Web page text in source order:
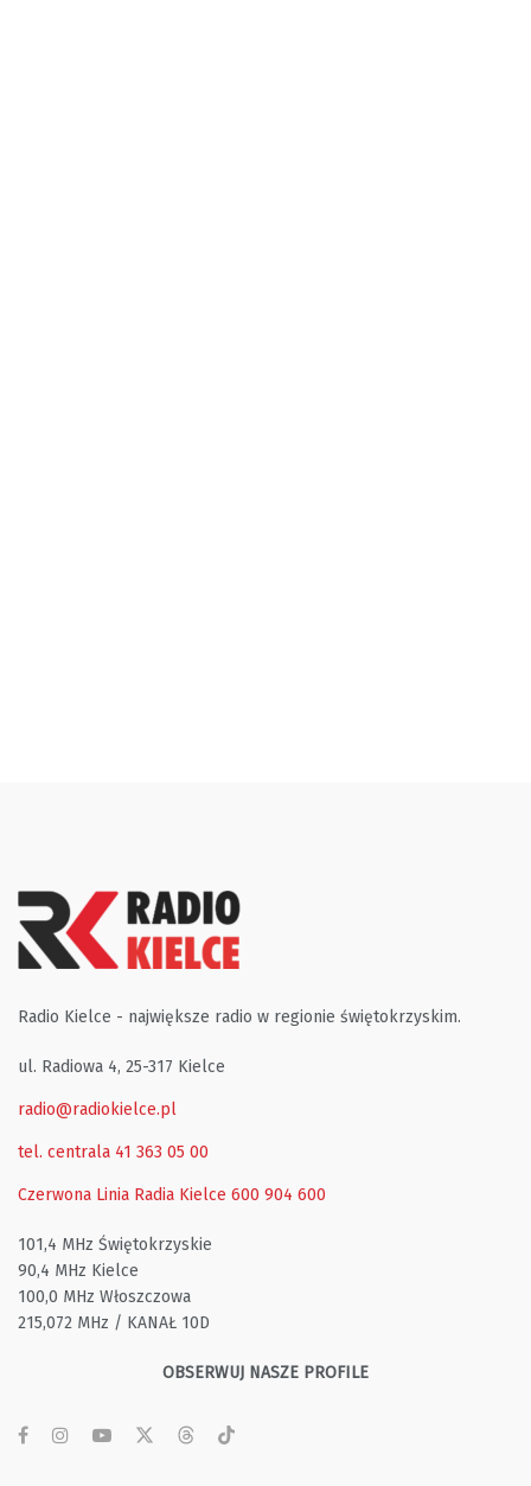
Radio Kielce - największe radio w regionie świętokrzyskim.
ul. Radiowa 4, 25-317 Kielce
radio@radiokielce.pl
tel. centrala 41 363 05 00
Czerwona Linia Radia Kielce 600 904 600
101,4 MHz Świętokrzyskie
90,4 MHz Kielce
100,0 MHz Włoszczowa
215,072 MHz / KANAŁ 10D
OBSERWUJ NASZE PROFILE